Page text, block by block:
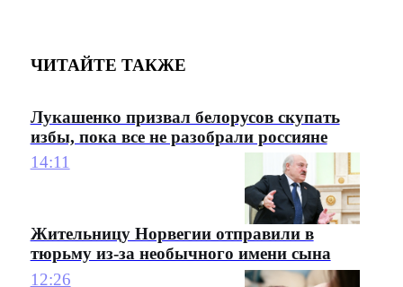
ЧИТАЙТЕ ТАКЖЕ
Лукашенко призвал белорусов скупать
избы, пока все не разобрали россияне
14:11
Жительницу Норвегии отправили в
тюрьму из-за необычного имени сына
12:26